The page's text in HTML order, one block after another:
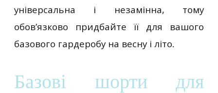
універсальна і незамінна, тому
обов’язково придбайте її для вашого
базового гардеробу на весну і літо.
Базові шорти для